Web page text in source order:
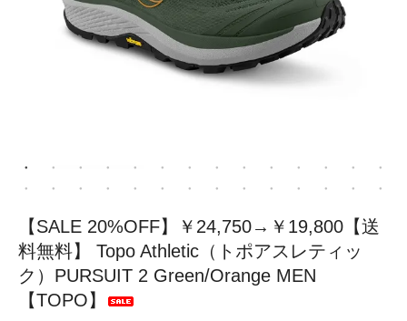
【SALE 20%OFF】￥24,750→￥19,800【送
料無料】 Topo Athletic（トポアスレティッ
ク）PURSUIT 2 Green/Orange MEN
【TOPO】